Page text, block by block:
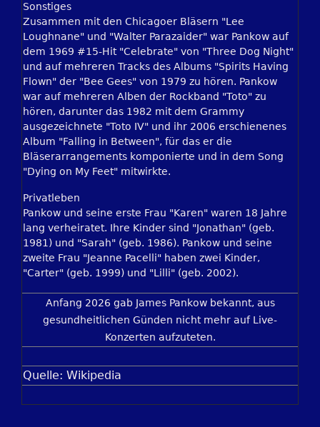
Sonstiges
Zusammen mit den Chicagoer Bläsern "Lee
Loughnane" und "Walter Parazaider" war Pankow auf
dem 1969 #15-Hit "Celebrate" von "Three Dog Night"
und auf mehreren Tracks des Albums "Spirits Having
Flown" der "Bee Gees" von 1979 zu hören. Pankow
war auf mehreren Alben der Rockband "Toto" zu
hören, darunter das 1982 mit dem Grammy
ausgezeichnete "Toto IV" und ihr 2006 erschienenes
Album "Falling in Between", für das er die
Bläserarrangements komponierte und in dem Song
"Dying on My Feet" mitwirkte.
Privatleben
Pankow und seine erste Frau "Karen" waren 18 Jahre
lang verheiratet. Ihre Kinder sind "Jonathan" (geb.
1981) und "Sarah" (geb. 1986). Pankow und seine
zweite Frau "Jeanne Pacelli" haben zwei Kinder,
"Carter" (geb. 1999) und "Lilli" (geb. 2002).
Anfang 2026 gab James Pankow bekannt, aus
gesundheitlichen Günden nicht mehr auf Live-
Konzerten aufzuteten.
Quelle: Wikipedia